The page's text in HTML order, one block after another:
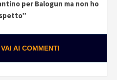
per Balogun ma non ho
AI COMMENTI